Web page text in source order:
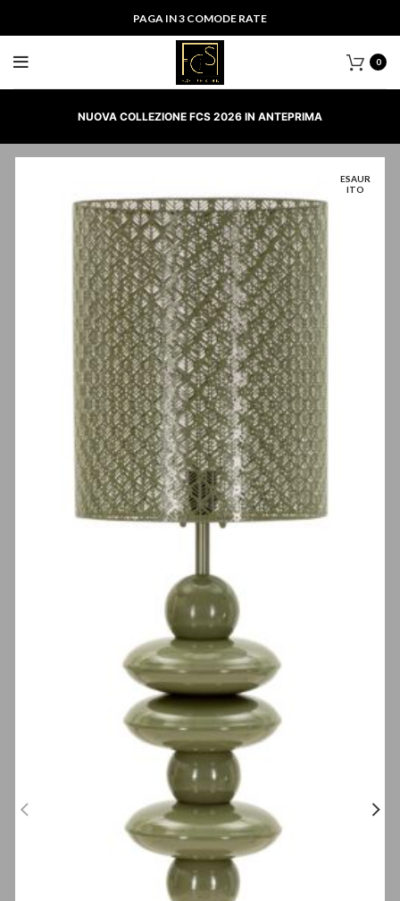
PAGA IN 3 COMODE RATE
0
NUOVA COLLEZIONE FCS 2026 IN ANTEPRIMA
ESAUR
ITO